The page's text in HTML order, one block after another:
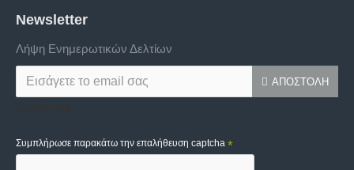
Newsletter
Λήψη Ενημερωτικών Δελτίων
ΑΠΟΣΤΟΛΉ
Συμπλήρωσε παρακάτω την επαλήθευση captcha